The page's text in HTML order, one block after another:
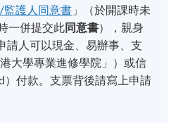
監護人同意書 」（於開課時未
一併提交此同意書），親身
請人可以現金、易辦事、支
大學專業進修學院」）或信
）付款。支票背後請寫上申請